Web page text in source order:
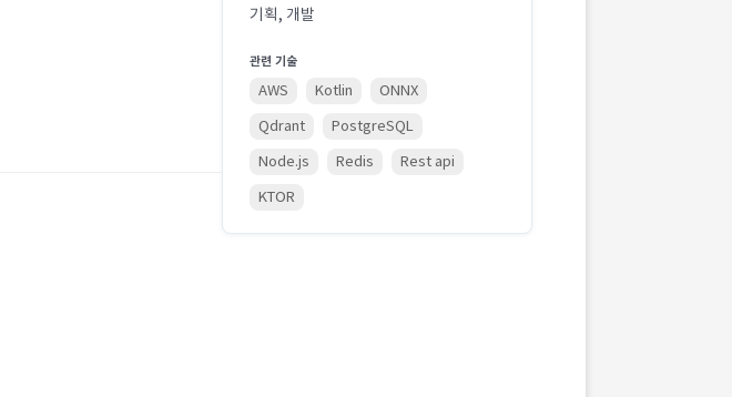
기획, 개발
관련 기술
AWS Kotlin
ONNX
Qdrant
PostgreSQL
Node.js
Redis
Rest api
KTOR